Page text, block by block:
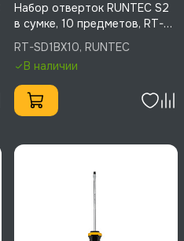
Набор отверток RUNTEC S2
в сумке, 10 предметов, RT-
SD1BX10
RT-SD1BX10, RUNTEC
В наличии